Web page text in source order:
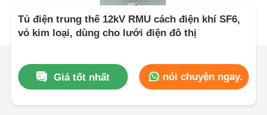
Tủ điện trung thế 12kV RMU cách điện khí SF6,
vỏ kim loại, dùng cho lưới điện đô thị
Giá tốt nhất nói chuyện ngay.